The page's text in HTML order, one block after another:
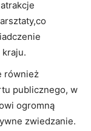
kraju.
również
publicznego, w
ogromną
zwiedzanie.